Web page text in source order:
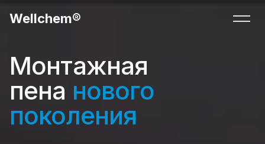
Wellchem®
Монтажная
пена нового
поколения